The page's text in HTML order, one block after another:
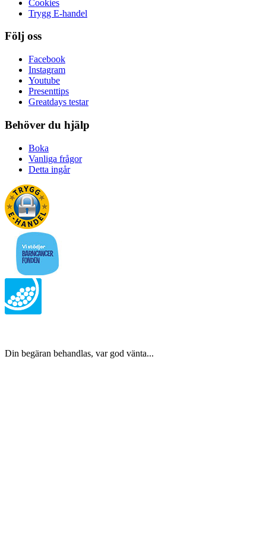
Cookies
Trygg E-handel
Följ oss
Facebook
Instagram
Youtube
Presenttips
Greatdays testar
Behöver du hjälp
Boka
Vanliga frågor
Detta ingår
Din begäran behandlas, var god vänta...